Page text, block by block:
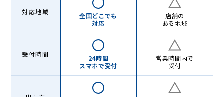
対応地域
全国どこでも
対応
店舗の
ある地域
受付時間
24時間
スマホで受付
営業時間内で
受付